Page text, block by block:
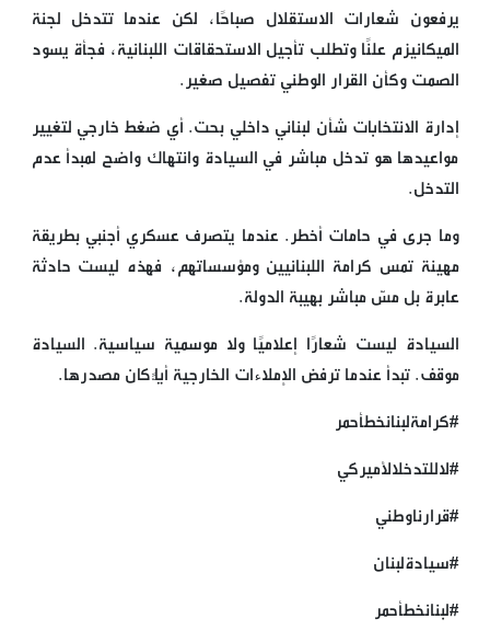
يرفعون شعارات الاستقلال صباحًا، لكن عندما تتدخل لجنة
الميكانيزم علنًا وتطلب تأجيل الاستحقاقات اللبنانية، فجأة يسود
الصمت وكأن القرار الوطني تفصيل صغير.
إدارة الانتخابات شأن لبناني داخلي بحت. أي ضغط خارجي لتغيير
مواعيدها هو تدخل مباشر في السيادة وانتهاك واضح لمبدأ عدم
التدخل.
وما جرى في حامات أخطر. عندما يتصرف عسكري أجنبي بطريقة
مهينة تمس كرامة اللبنانيين ومؤسساتهم، فهذه ليست حادثة
عابرة بل مسّ مباشر بهيبة الدولة.
السيادة ليست شعارًا إعلاميًا ولا موسمية سياسية. السيادة
موقف. تبدأ عندما ترفض الإملاءات الخارجية أيًّا كان مصدرها.
#كرامةلبنانخطأحمر
#لاللتدخلالأميركي
#قرارناوطني
#سيادةلبنان
#لبنانخطأحمر